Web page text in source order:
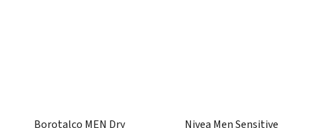
Borotalco MEN Dry
Nivea Men Sensitive